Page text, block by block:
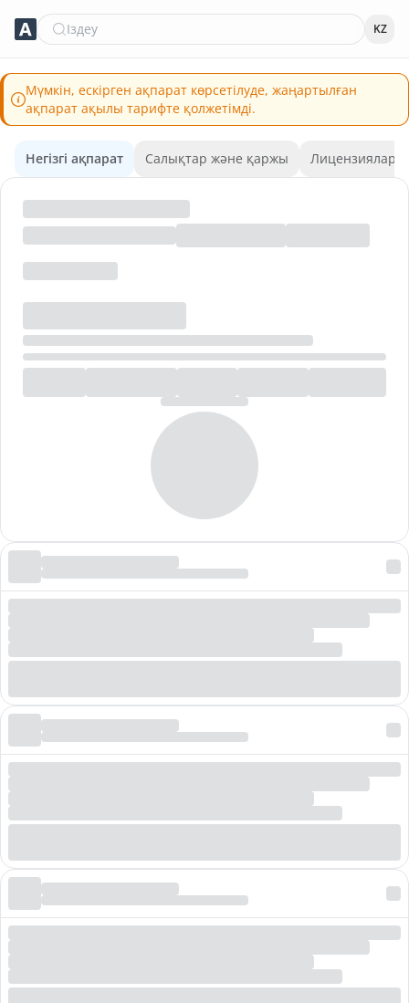
Іздеу KZ
Мүмкін, ескірген ақпарат көрсетілуде, жаңартылған
ақпарат ақылы тарифте қолжетімді.
Негізгі ақпарат Салықтар және қаржы Лицензиялар